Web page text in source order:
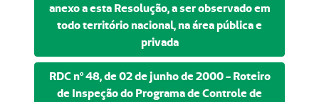
anexo a esta Resolução, a ser observado em
todo território nacional, na área pública e
privada
RDC nº 48, de 02 de junho de 2000 - Roteiro
de Inspeção do Programa de Controle de